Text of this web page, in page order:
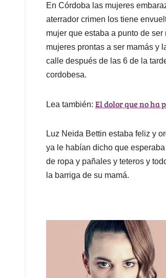
A
p
p
o
o
k
d
I
n
d
s
En Córdoba las mujeres
aterrador crimen los tiene
mujer que estaba a punto de
mujeres prontas a ser mamás y
calle después de las 6 de la
cordobesa.
Lea también: El dolor que no ha
Luz Neida Bettin estaba feliz y
ya le habían dicho que
de ropa y pañales y teteros y
la barriga de su mamá.